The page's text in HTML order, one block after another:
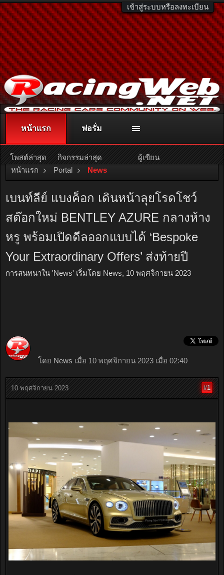
เข้าสู่ระบบหรือลงทะเบียน
ติดต่อลงโฆษณา racingweb@gmail.comหรือโทร. 081-811-1138
หรืออ่านรายละเอียดเพิ่มเติม คลิกที่นี่
หน้าแรก Portal News
เบนท์ลีย์ แบงค็อก เดินหน้าลุยโรดโชว์
สต๊อกใหม่ BENTLEY AZURE กลางห้าง
หรู พร้อมเปิดดีลออกแบบได้ ‘Bespoke
Your Extraordinary Offers’ ส่งท้ายปี
การสนทนาใน 'News' เริ่มโดย News, 10 พฤศจิกายน 2023
โดย News เมื่อ 10 พฤศจิกายน 2023 เมื่อ 02:40
10 พฤศจิกายน 2023 #1
หน้าแรก
โพสต์ล่าสุด กิจกรรมล่าสุด ผู้เขียน
ฟอรั่ม